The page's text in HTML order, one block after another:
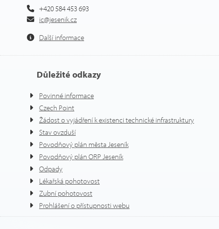
+420 584 453 693
ic@jesenik.cz
Další informace
Důležité odkazy
Povinné informace
Czech Point
Žádost o vyjádření k existenci technické infrastruktury
Stav ovzduší
Povodňový plán města Jeseník
Povodňový plán ORP Jeseník
Odpady
Lékařská pohotovost
Zubní pohotovost
Prohlášení o přístupnosti webu